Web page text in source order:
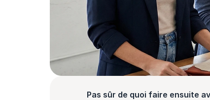
Pas sûr de quoi faire ensuite